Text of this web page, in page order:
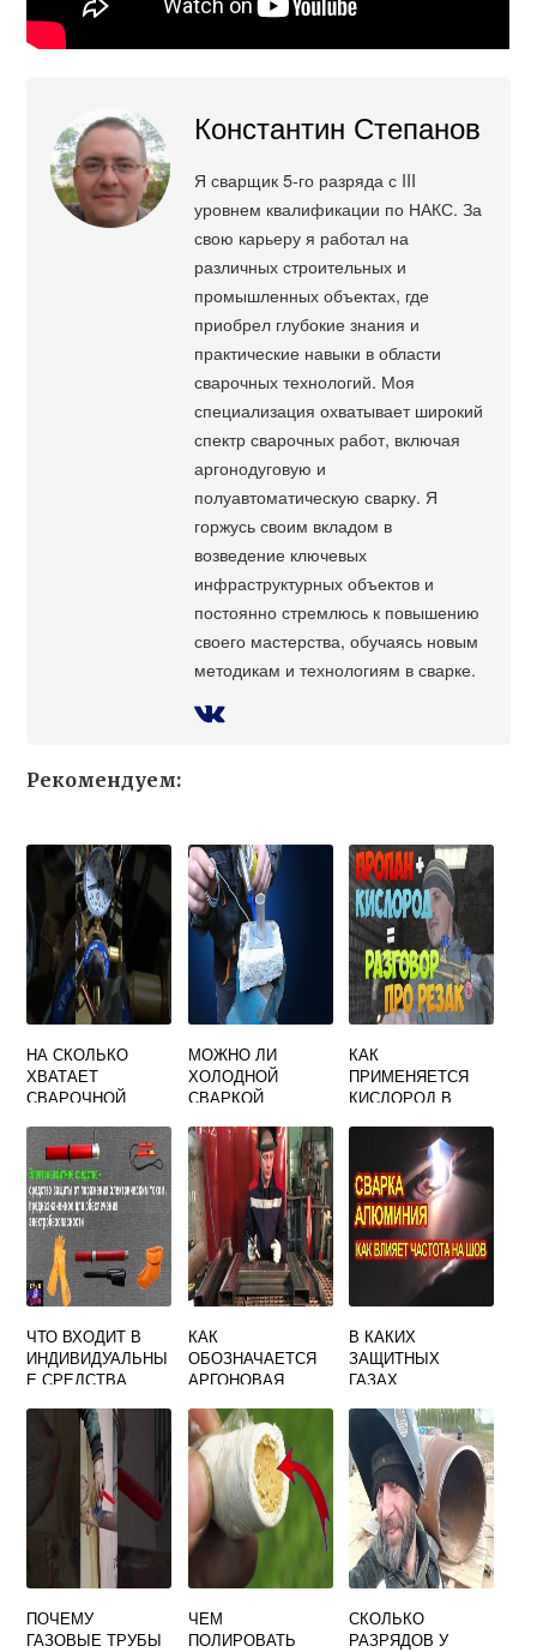
Константин Степанов
Я сварщик 5-го разряда с III
уровнем квалификации по НАКС. За
свою карьеру я работал на
различных строительных и
промышленных объектах, где
приобрел глубокие знания и
практические навыки в области
сварочных технологий. Моя
специализация охватывает широкий
спектр сварочных работ, включая
аргонодуговую и
полуавтоматическую сварку. Я
горжусь своим вкладом в
возведение ключевых
инфраструктурных объектов и
постоянно стремлюсь к повышению
своего мастерства, обучаясь новым
методикам и технологиям в сварке.
Рекомендуем:
НА СКОЛЬКО
ХВАТАЕТ
СВАРОЧНОЙ
МОЖНО ЛИ
ХОЛОДНОЙ
СВАРКОЙ
С МЕТАЛЛОМ
КАК
ПРИМЕНЯЕТСЯ
КИСЛОРОД В
МЕТАЛЛОВ
ЧТО ВХОДИТ В
ИНДИВИДУАЛЬНЫ
Е СРЕДСТВА
СВАРЩИКА ОТ
ШУМА
КАК
ОБОЗНАЧАЕТСЯ
АРГОНОВАЯ
В КАКИХ
ЗАЩИТНЫХ
ГАЗАХ
МЕХАНИЗИРОВАН
НАЯ СВАРКА
АЛЮМИНИЯ И ЕГО
СПЛАВОВ
ПОЧЕМУ
ГАЗОВЫЕ ТРУБЫ
ЧЕМ
ПОЛИРОВАТЬ
СКОЛЬКО
РАЗРЯДОВ У